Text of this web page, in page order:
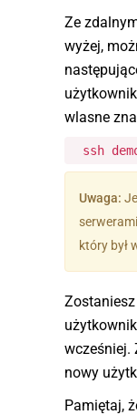
Ze
wyżej,
wlasne
ssh
Uwaga:
który był
wcześniej.
nowy
Pamiętaj,